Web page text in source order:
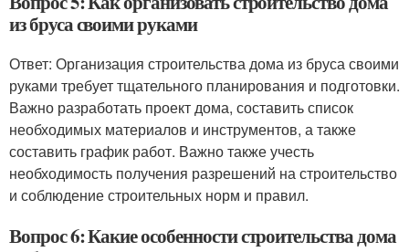
из бруса своими руками
Ответ: Организация строительства дома из бруса своими
руками требует тщательного планирования и подготовки.
Важно разработать проект дома, составить список
необходимых материалов и инструментов, а также
составить график работ. Важно также учесть
необходимость получения разрешений на строительство
и соблюдение строительных норм и правил.
Вопрос 6: Какие особенности строительства дома